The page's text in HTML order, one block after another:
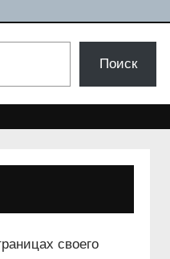
Поиск
своего